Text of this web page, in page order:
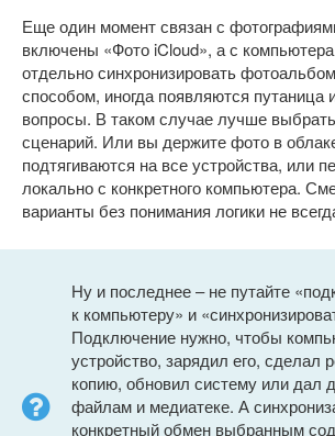
Еще один момент связан с
включены «Фото iCloud», а с
отдельно синхронизировать
способом, иногда появляются путаница
вопросы. В таком случае лучше
сценарий. Или вы держите фото в
подтягиваются на все устройства, или
локально с конкретного компьютера.
варианты без понимания логики не
Ну и последнее – не путайте
к компьютеру» и
Подключение нужно, чтобы
устройство, зарядил его, сделал
копию, обновил систему или дал
файлам и медиатеке. А
конкретный обмен выбранным